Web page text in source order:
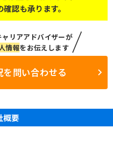
認も承ります。
リアアドバイザーが
情報をお伝えします
問い合わせる
概要